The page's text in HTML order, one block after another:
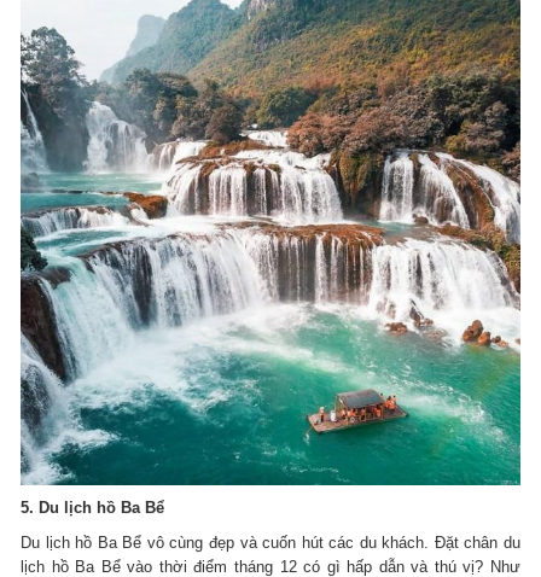
5. Du lịch hồ Ba Bể
Du lịch hồ Ba Bể vô cùng đẹp và cuốn hút các du khách. Đặt chân du
lịch hồ Ba Bể vào thời điểm tháng 12 có gì hấp dẫn và thú vị? Như